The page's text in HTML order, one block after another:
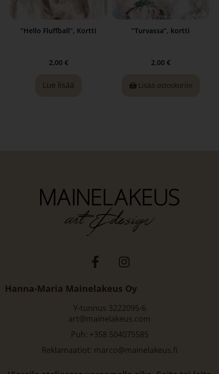
”Hello Fluffball”, Kortti
2,00 €
Lue lisää
”Turvassa”, kortti
2,00 €
Lisää ostoskoriin
Hanna-Maria Mainelakeus Oy
Y-tunnus 3222095-6
art@mainelakeus.com
Puh: +358 504075585
Reklamaatiot: marco@mainelakeus.fi